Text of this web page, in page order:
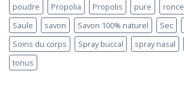
poudre
Propolia Propolis pure ronce
Saule
savon Savon 100% naturel Sec
Soins du corps
Spray buccal spray nasal
tonus